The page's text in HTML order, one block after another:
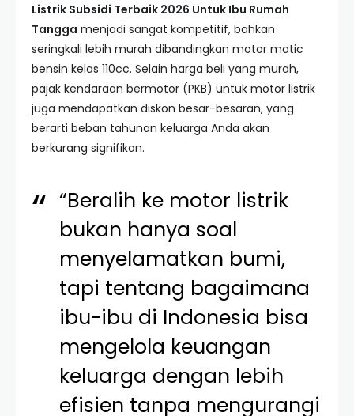
Listrik Subsidi Terbaik 2026 Untuk Ibu Rumah
Tangga menjadi sangat kompetitif, bahkan
seringkali lebih murah dibandingkan motor matic
bensin kelas 110cc. Selain harga beli yang murah,
pajak kendaraan bermotor (PKB) untuk motor listrik
juga mendapatkan diskon besar-besaran, yang
berarti beban tahunan keluarga Anda akan
berkurang signifikan.
“Beralih ke motor listrik
bukan hanya soal
menyelamatkan bumi,
tapi tentang bagaimana
ibu-ibu di Indonesia bisa
mengelola keuangan
keluarga dengan lebih
efisien tanpa mengurangi